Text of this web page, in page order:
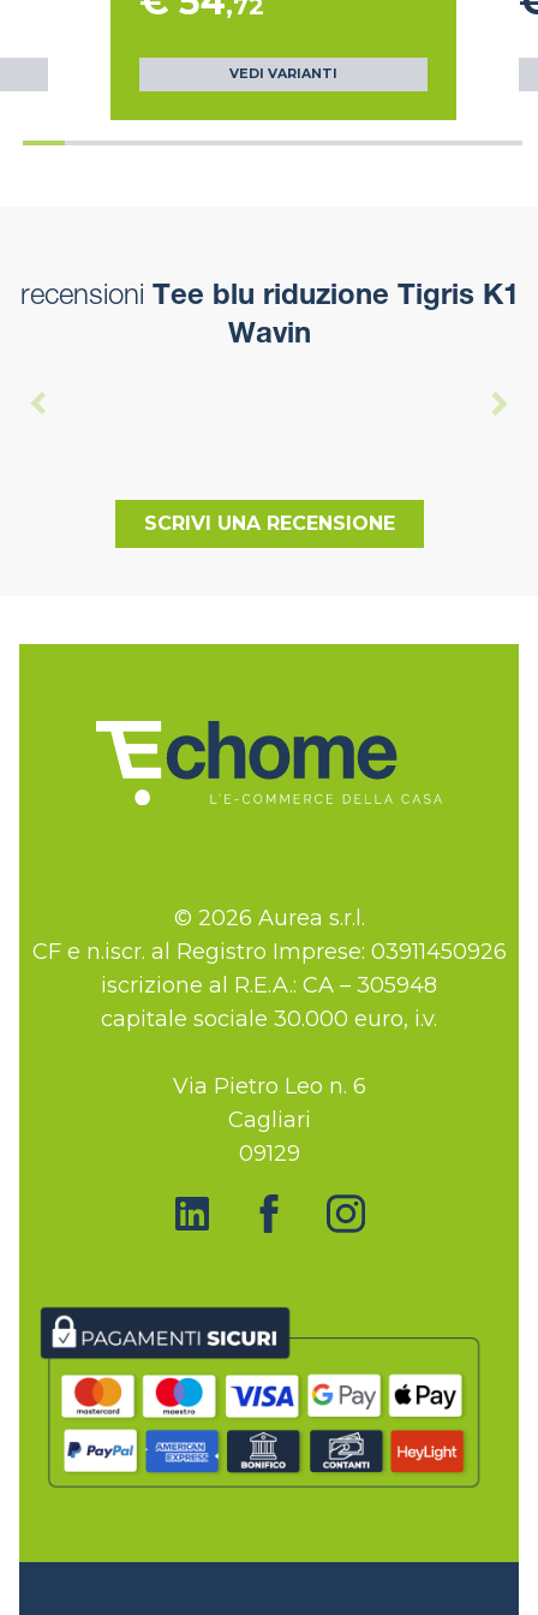
,72
VEDI VARIANTI
recensioni Tee blu riduzione Tigris K1
Wavin
SCRIVI UNA RECENSIONE
© 2026 Aurea s.r.l.
CF e n.iscr. al Registro Imprese: 03911450926
iscrizione al R.E.A.: CA – 305948
capitale sociale 30.000 euro, i.v.
Via Pietro Leo n. 6
Cagliari
09129